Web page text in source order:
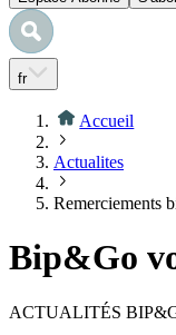
fr
Accueil
Actualites
Remerciements
Bip&Go
ACTUALITÉS